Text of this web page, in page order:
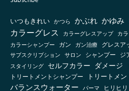
いつもきれい かつら かぶれ かゆみ
カラーグレス カラーグレスアップ カ
カラーシャンプー ガン ガン治療 グレスア
サブスクリプション サロン シャンプー ジ
スタイリング セルフカラー ダメージ
トリートメントシャンプー トリートメ
バランスウォーター パーマ ヒリヒリ